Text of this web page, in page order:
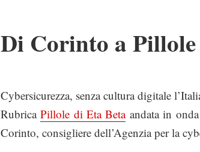
Di Corinto a
Cybersicurezza, senza cultura digitale
RubricaPillole di Eta Betaandata in
Corinto, consigliere dell’Agenzia per la